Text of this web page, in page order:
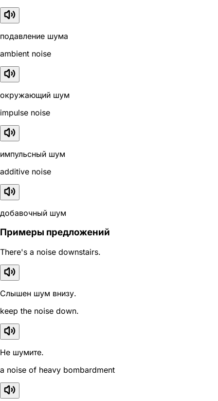
подавление шума
ambient noise
окружающий шум
impulse noise
импульсный шум
additive noise
добавочный шум
Примеры предложений
There's a noise downstairs.
Слышен шум внизу.
keep the noise down.
Не шумите.
a noise of heavy bombardment